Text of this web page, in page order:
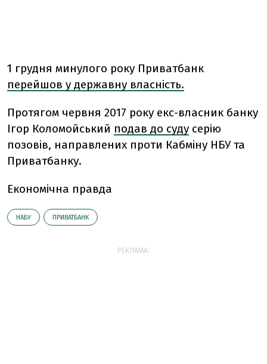
1 грудня минулого року Приватбанк
перейшов у державну власність.
Протягом червня 2017 року екс-власник банку
Ігор Коломойський подав до суду серію
позовів, направлених проти Кабміну НБУ та
Приватбанку.
Економічна правда
НАБУ ПРИВАТБАНК
РЕКЛАМА: